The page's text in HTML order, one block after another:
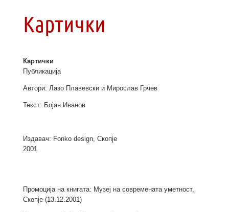
Картички
Картички
Публикација
Автори: Лазо Плавевски и Мирослав Грчев
Текст: Бојан Иванов
Издавач: Fonko design, Скопје
2001
Промоција на книгата: Музеј на современата уметност,
Скопје (13.12.2001)